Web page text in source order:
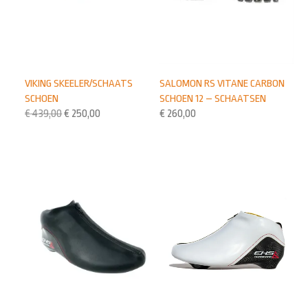
SALOMON RS VITANE CARBON
SCHOEN 12 – SCHAATSEN
€ 260,00
VIKING SKEELER/SCHAATS
SCHOEN
€439,00€ 250,00